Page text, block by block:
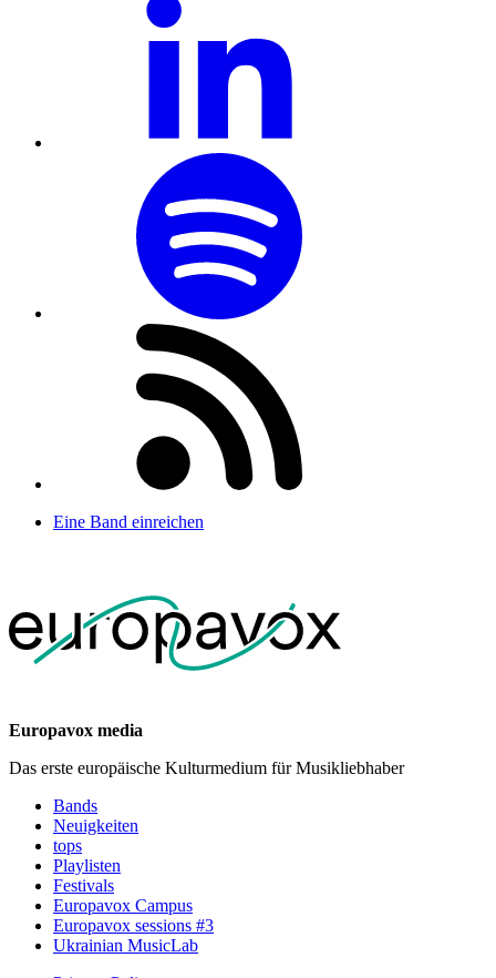
Eine Band einreichen
Europavox media
Das erste europäische Kulturmedium für Musikliebhaber
Bands
Neuigkeiten
tops
Playlisten
Festivals
Europavox Campus
Europavox sessions #3
Ukrainian MusicLab